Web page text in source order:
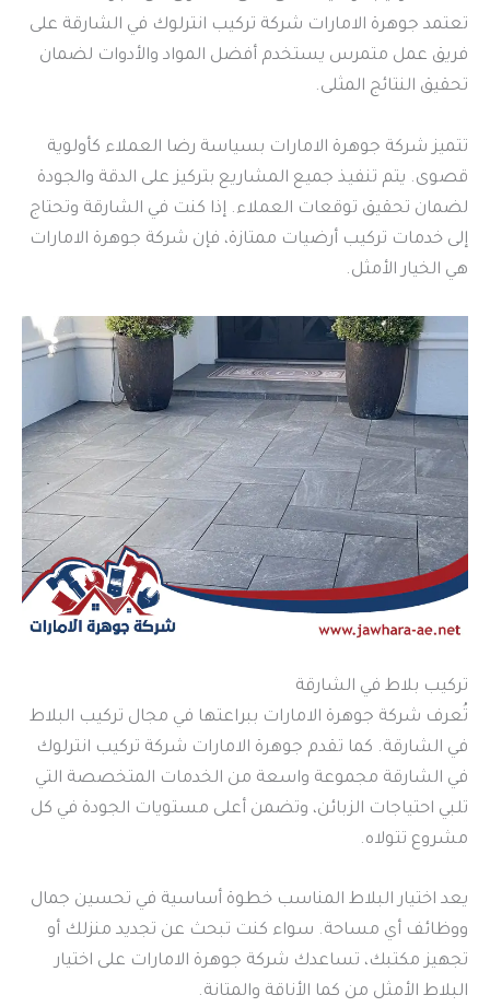
تعتمد جوهرة الامارات شركة تركيب انترلوك في الشارقة على
فريق عمل متمرس يستخدم أفضل المواد والأدوات لضمان
تحقيق النتائج المثلى.
تتميز شركة جوهرة الامارات بسياسة رضا العملاء كأولوية
قصوى. يتم تنفيذ جميع المشاريع بتركيز على الدقة والجودة
لضمان تحقيق توقعات العملاء. إذا كنت في الشارقة وتحتاج
إلى خدمات تركيب أرضيات ممتازة، فإن شركة جوهرة الامارات
هي الخيار الأمثل.
تركيب بلاط في الشارقة
تُعرف شركة جوهرة الامارات ببراعتها في مجال تركيب البلاط
في الشارقة. كما تقدم جوهرة الامارات شركة تركيب انترلوك
في الشارقة مجموعة واسعة من الخدمات المتخصصة التي
تلبي احتياجات الزبائن، وتضمن أعلى مستويات الجودة في كل
مشروع تتولاه.
يعد اختيار البلاط المناسب خطوة أساسية في تحسين جمال
ووظائف أي مساحة. سواء كنت تبحث عن تجديد منزلك أو
تجهيز مكتبك، تساعدك شركة جوهرة الامارات على اختيار
البلاط الأمثل من كما الأناقة والمتانة.